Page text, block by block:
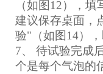
（如图12），
建议保存桌面，
验"（如图14）
7、 待试验完成
个是每个气泡的